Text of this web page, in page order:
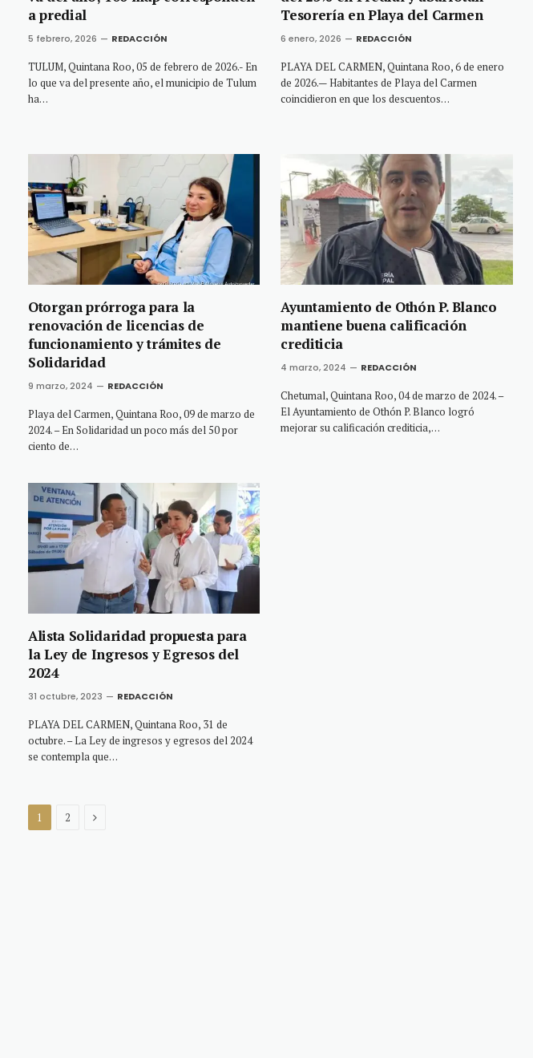
a predial
5 febrero, 2026 REDACCIÓN
TULUM, Quintana Roo, 05 de febrero de 2026.- En
lo que va del presente año, el municipio de Tulum
ha…
Tesorería en Playa del Carmen
6 enero, 2026 REDACCIÓN
PLAYA DEL CARMEN, Quintana Roo, 6 de enero
de 2026.— Habitantes de Playa del Carmen
coincidieron en que los descuentos…
Otorgan prórroga para la
renovación de licencias de
funcionamiento y trámites de
Solidaridad
9 marzo, 2024 REDACCIÓN
Playa del Carmen, Quintana Roo, 09 de marzo de
2024. – En Solidaridad un poco más del 50 por
ciento de…
Ayuntamiento de Othón P. Blanco
mantiene buena calificación
crediticia
4 marzo, 2024 REDACCIÓN
Chetumal, Quintana Roo, 04 de marzo de 2024. –
El Ayuntamiento de Othón P. Blanco logró
mejorar su calificación crediticia,…
Alista Solidaridad propuesta para
la Ley de Ingresos y Egresos del
2024
31 octubre, 2023 REDACCIÓN
PLAYA DEL CARMEN, Quintana Roo, 31 de
octubre. – La Ley de ingresos y egresos del 2024
se contempla que…
1 2 Next